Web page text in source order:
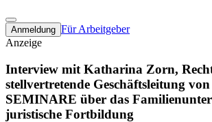
Anmeldung Für Arbeitgeber
Anzeige
Interview mit Katharina Zorn,
stellvertretende Geschäftsleitung
SEMINARE über das
juristische Fortbildung